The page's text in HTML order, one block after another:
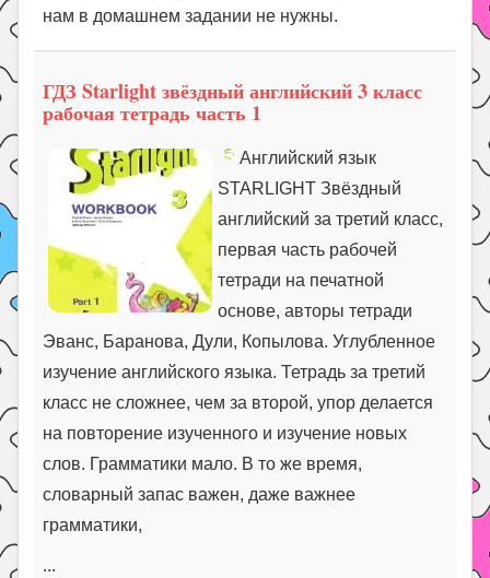
нам в домашнем задании не нужны.
ГДЗ Starlight звёздный английский 3 класс
рабочая тетрадь часть 1
Английский язык
STARLIGHT Звёздный
английский за третий класс,
первая часть рабочей
тетради на печатной
основе, авторы тетради
Эванс, Баранова, Дули, Копылова. Углубленное
изучение английского языка. Тетрадь за третий
класс не сложнее, чем за второй, упор делается
на повторение изученного и изучение новых
слов. Грамматики мало. В то же время,
словарный запас важен, даже важнее
грамматики,
...